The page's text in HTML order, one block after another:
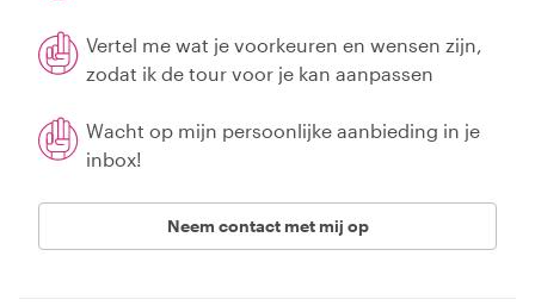
Vertel me wat je voorkeuren en wensen zijn,
zodat ik de tour voor je kan aanpassen
Wacht op mijn persoonlijke aanbieding in je
inbox!
Neem contact met mij op